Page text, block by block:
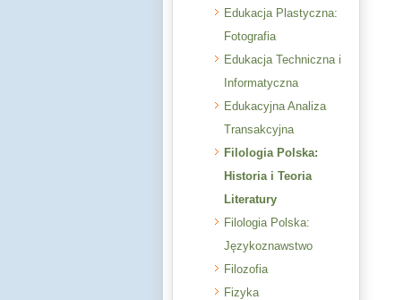
Edukacja Plastyczna:
Fotografia
Edukacja Techniczna i
Informatyczna
Edukacyjna Analiza
Transakcyjna
Filologia Polska:
Historia i Teoria
Literatury
Filologia Polska:
Językoznawstwo
Filozofia
Fizyka